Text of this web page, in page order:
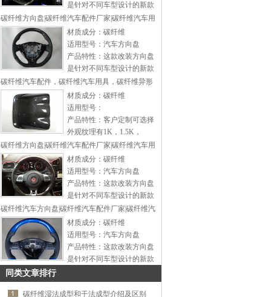
是针对不同车型设计的新款
时尚方向盘，可以同不同类
型改装底座配合安装，为一
通用型方向盘。本司专业生
产改装方向盘、铝合金汽车
尾翼、汽车音响改装工具，
汽车排档头，车用餐盘，车
假风口等等产品的企业，我
厂拥有完整、科学的质量管
理体系。公司的产品具备国
标水准，赢得了广大客户的
信赖。公司致力于开发研制
新产品，在生产过程中我们
不断改进工艺，提高品质，
做到精益求精。产品立足国
内市场远销中东.北美.俄罗
斯等国家专业的设计加上精
致的工艺赢得了广大客户的
好评竭诚欢迎新老客户前来
洽谈！…
碳纤维方向盘|碳纤维汽车配件厂家|碳纤维汽车用
材质成分：碳纤维
适用型号：汽车方向盘
产品特性：这款改装方向盘
是针对不同车型设计的新款
时尚方向盘，可以同不同类
型改装底座配合安装，为一
通用型方向盘。本司专业生
产改装方向盘、铝合金汽车
尾翼、汽车音响改装工具，
汽车排档头，车用餐盘，车
假风口等等产品的企业，我
厂拥有完整、科学的质量管
理体系。公司的产品具备国
标水准，赢得了广大客户的
信赖。公司致力于开发研制
新产品，在生产过程中我们
不断改进工艺，提高品质，
做到精益求精。产品立足国
内市场远销中东.北美.俄罗
碳纤维汽车配件，碳纤维汽车用具，碳纤维异形
材质成分：碳纤维
适用型号：
产品特性：客户定制可选择
外观纹理有1K，1.5K，
3K，外观表面效果可选有：
平纹亮光，平纹亚光，斜纹
亮光，斜纹亚光。可根据客
户提供图纸进行开模生产。
可以根据客户需要做成不同
的硬度和厚度。…
碳纤维方向盘|碳纤维汽车配件厂家|碳纤维汽车用
材质成分：碳纤维
适用型号：汽车方向盘
产品特性：这款改装方向盘
是针对不同车型设计的新款
时尚方向盘，可以同不同类
型改装底座配合安装，为一
通用型方向盘。本司专业生
产改装方向盘、铝合金汽车
尾翼、汽车音响改装工具，
用烟灰缸，车用挂钩，汽车
假风口等等产品的企业，我
碳纤维汽车方向盘|碳纤维汽车配件厂家|碳纤维汽
材质成分：碳纤维
适用型号：汽车方向盘
产品特性：这款改装方向盘
是针对不同车型设计的新款
型改装底座配合安装，为一
通用型方向盘。本司专业生
同类文章排行
碳纤维湿法成型和干法成型介绍及区别